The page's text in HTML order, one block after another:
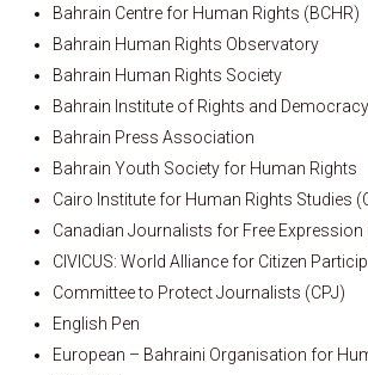
Bahrain Centre for Human Rights (BCHR)
Bahrain Human Rights Observatory
Bahrain Human Rights Society
Bahrain Institute of Rights and
Bahrain Press Association
Bahrain Youth Society for Human Rights
Cairo Institute for Human Rights Studies
Canadian Journalists for Free Expression
CIVICUS: World Alliance for Citizen
Committee to Protect Journalists (CPJ)
English Pen
European – Bahraini Organisation for